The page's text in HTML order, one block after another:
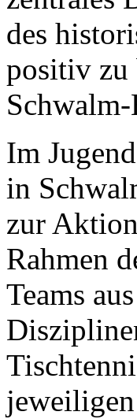
des
positiv zu
Im
in
zur
Rahmen
Teams